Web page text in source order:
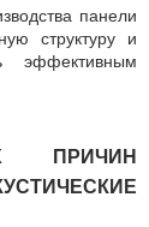
панели
структуру и
эффективным
ПРИЧИН